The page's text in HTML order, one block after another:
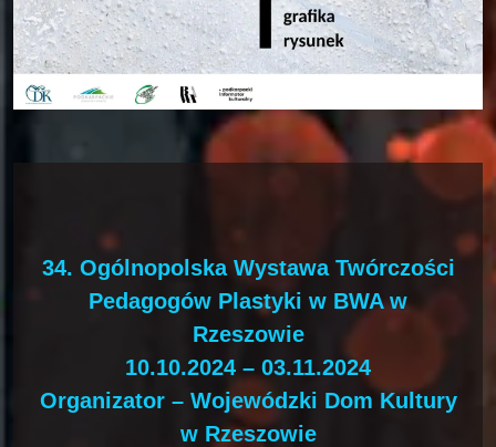
34. Ogólnopolska Wystawa Twórczości
Pedagogów Plastyki w BWA w
Rzeszowie
10.10.2024 – 03.11.2024
Organizator – Wojewódzki Dom Kultury
w Rzeszowie